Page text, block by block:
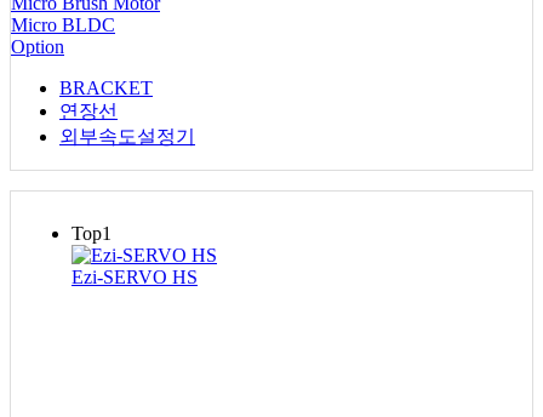
Micro BLDC
Option
BRACKET
연장선
외부속도설정기
Top1
Ezi-SERVO HS